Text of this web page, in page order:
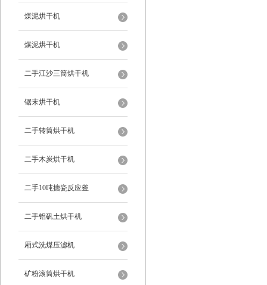
煤泥烘干机
煤泥烘干机
二手江沙三筒烘干机
锯末烘干机
二手转筒烘干机
二手木炭烘干机
二手10吨搪瓷反应釜
二手铝矾土烘干机
厢式洗煤压滤机
矿粉滚筒烘干机